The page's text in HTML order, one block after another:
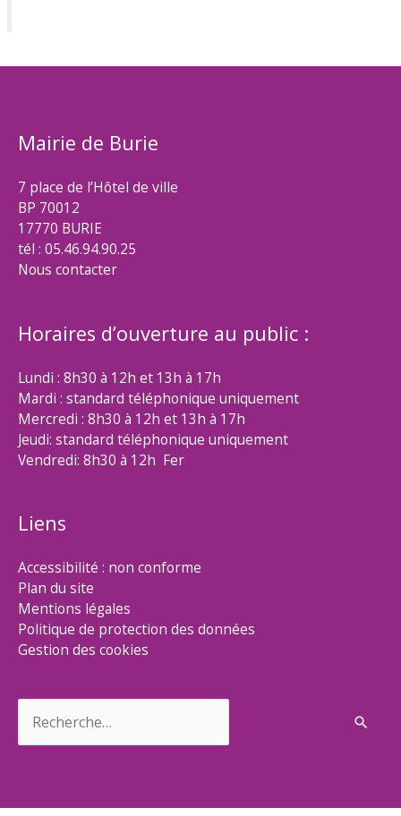
Mairie de Burie
7 place de l’Hôtel de ville
BP 70012
17770 BURIE
tél : 05.46.94.90.25
Nous contacter
Horaires d’ouverture au public :
Lundi : 8h30 à 12h et 13h à 17h
Mardi : standard téléphonique uniquement
Mercredi : 8h30 à 12h et 13h à 17h
Jeudi: standard téléphonique uniquement
Vendredi: 8h30 à 12h Fer
Liens
Accessibilité : non conforme
Plan du site
Mentions légales
Politique de protection des données
Gestion des cookies